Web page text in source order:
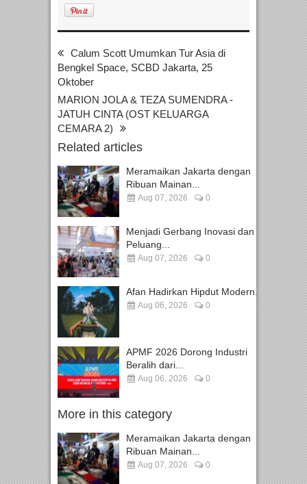
Calum Scott Umumkan Tur Asia di
Bengkel Space, SCBD Jakarta, 25
Oktober
MARION JOLA & TEZA SUMENDRA -
JATUH CINTA (OST KELUARGA
CEMARA 2)
Related articles
Meramaikan Jakarta dengan
Ribuan Mainan...
Aug 07, 2026 0
Menjadi Gerbang Inovasi dan
Peluang...
Aug 07, 2026 0
Afan Hadirkan Hipdut Modern...
Aug 06, 2026 0
APMF 2026 Dorong Industri
Beralih dari...
Aug 06, 2026 0
More in this category
Meramaikan Jakarta dengan
Ribuan Mainan...
Aug 07, 2026 0